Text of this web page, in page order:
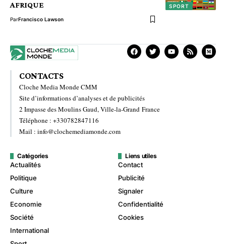
SPORT
AFRIQUE
ParFrancisco Lawson
CONTACTS
Cloche Media Monde CMM
Site d’informations d’analyses et de publicités
2 Impasse des Moulins Gaud, Ville-la-Grand France
Téléphone : +330782847116
Mail : info@clochemediamonde.com
Catégories
Actualités
Politique
Culture
Economie
Société
International
Liens utiles
Contact
Publicité
Signaler
Confidentialité
Cookies